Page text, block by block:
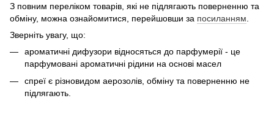
З повним переліком товарів, які не підлягають поверненню та
обміну, можна ознайомитися, перейшовши за посиланням
Зверніть увагу, що:
ароматичні дифузори відносяться до парфумерії - це
парфумовані ароматичні рідини на основі масел
спреї є різновидом аерозолів, обміну та поверненню не
підлягають.